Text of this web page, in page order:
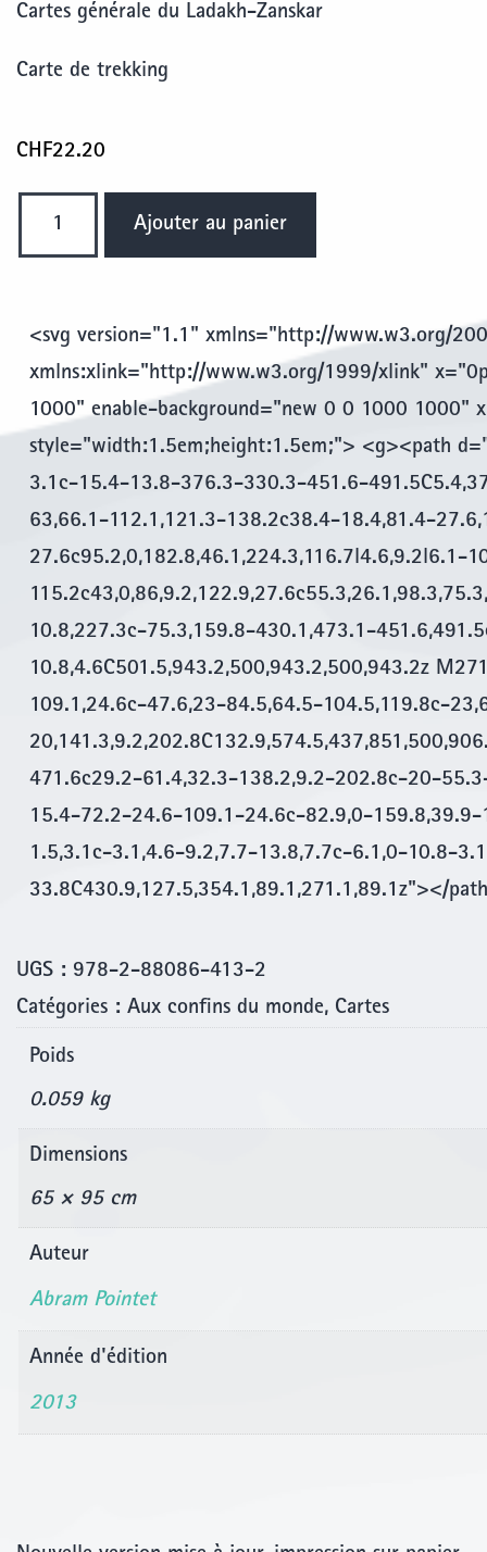
Cartes générale du Ladakh-Zanskar
Carte de trekking
CHF22.20
Zanskar
Centre
Ajouter au panier
<svg version="1.1" xmlns="http://www.w3.org/
xmlns:xlink="http://www.w3.org/1999/xlink"
1000" enable-background="new 0 0 1000 1000"
style="width:1.5em;height:1.5em;"> <g><path
3.1c-15.4-13.8-376.3-330.3-451.6-
63,66.1-112.1,121.3-138.2c38.4-18.4,81.4-
27.6c95.2,0,182.8,46.1,224.3,116.7l4.6,9.2l6.1-
10.8,227.3c-75.3,159.8-430.1,473.1-
10.8,4.6C501.5,943.2,500,943.2,500,943.2z
109.1,24.6c-47.6,23-84.5,64.5-104.5,119.8c-
471.6c29.2-61.4,32.3-138.2,9.2-202.8c-20-
15.4-72.2-24.6-109.1-24.6c-82.9,0-
1.5,3.1c-3.1,4.6-9.2,7.7-13.8,7.7c-6.1,0-10.8-
33.8C430.9,127.5,354.1,89.1,271.1,89.1z"></
UGS : 978-2-88086-413-2
Catégories : Aux confins du monde, Cartes
Poids
0.059 kg
Dimensions
65 × 95 cm
Auteur
Abram Pointet
Année d'édition
2013